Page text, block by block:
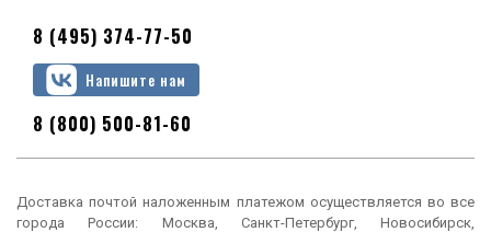
8 (495) 374-77-50
Напишите нам
8 (800) 500-81-60
Доставка почтой наложенным платежом осуществляется во все
города России: Москва, Санкт-Петербург, Новосибирск,